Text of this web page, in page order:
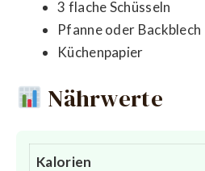
3 flache Schüsseln
Pfanne oder Backblech
Küchenpapier
Nährwerte
Kalorien